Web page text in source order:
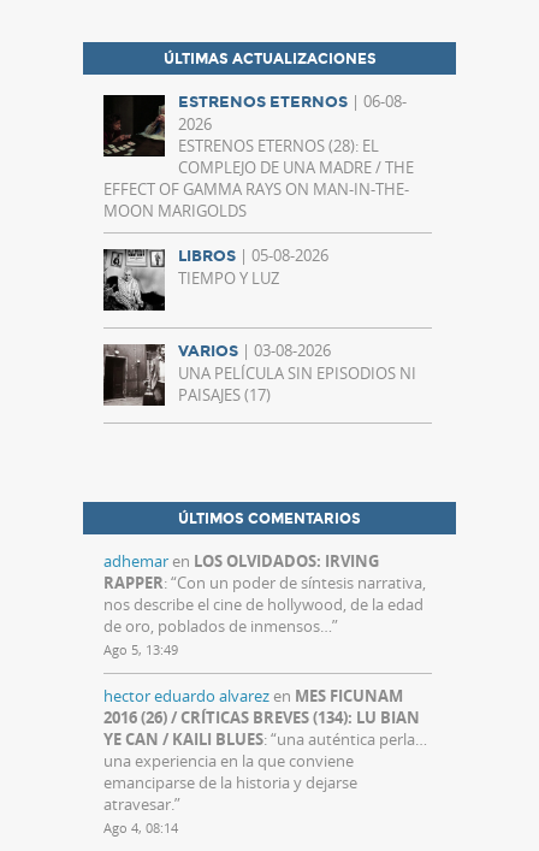
ÚLTIMAS ACTUALIZACIONES
ESTRENOS ETERNOS | 06-08-
2026
ESTRENOS ETERNOS (28): EL
COMPLEJO DE UNA MADRE / THE
EFFECT OF GAMMA RAYS ON MAN-IN-THE-
MOON MARIGOLDS
LIBROS | 05-08-2026
TIEMPO Y LUZ
VARIOS | 03-08-2026
UNA PELÍCULA SIN EPISODIOS NI
PAISAJES (17)
ÚLTIMOS COMENTARIOS
adhemaren LOS OLVIDADOS: IRVING
RAPPER: “Con un poder de síntesis narrativa,
nos describe el cine de hollywood, de la edad
de oro, poblados de inmensos…”
Ago 5, 13:49
hector eduardo alvarezen MES FICUNAM
2016 (26) / CRÍTICAS BREVES (134): LU BIAN
YE CAN / KAILI BLUES: “una auténtica perla…
una experiencia en la que conviene
emanciparse de la historia y dejarse
atravesar.”
Ago 4, 08:14